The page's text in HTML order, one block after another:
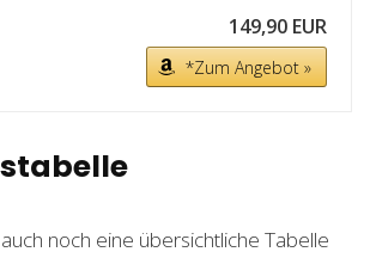
149,90 EUR
*Zum Angebot »
noch eine übersichtliche Tabelle